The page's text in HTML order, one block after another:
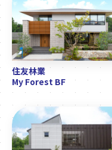
住友林業
My Forest BF